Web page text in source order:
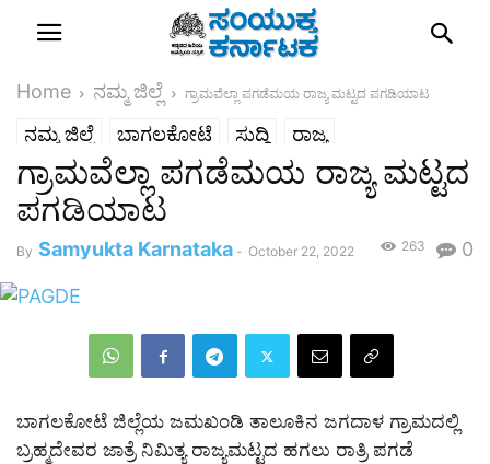
Home ನಮ್ಮ ಜಿಲ್ಲೆ ಗ್ರಾಮವೆಲ್ಲಾ ಪಗಡೆಮಯ ರಾಜ್ಯ ಮಟ್ಟದ ಪಗಡಿಯಾಟ
ನಮ್ಮ ಜಿಲ್ಲೆ ಬಾಗಲಕೋಟೆ ಸುದ್ದಿ ರಾಜ್ಯ
ಗ್ರಾಮವೆಲ್ಲಾ ಪಗಡೆಮಯ ರಾಜ್ಯ ಮಟ್ಟದ
ಪಗಡಿಯಾಟ
By Samyukta Karnataka - October 22, 2022 0
263
ಬಾಗಲಕೋಟೆ ಜಿಲ್ಲೆಯ ಜಮಖಂಡಿ ತಾಲೂಕಿನ ಜಗದಾಳ ಗ್ರಾಮದಲ್ಲಿ
ಬ್ರಹ್ಮದೇವರ ಜಾತ್ರೆ ನಿಮಿತ್ಯ ರಾಜ್ಯಮಟ್ಟದ ಹಗಲು ರಾತ್ರಿ ಪಗಡೆ